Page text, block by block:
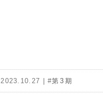
2023.10.27 | #第3期